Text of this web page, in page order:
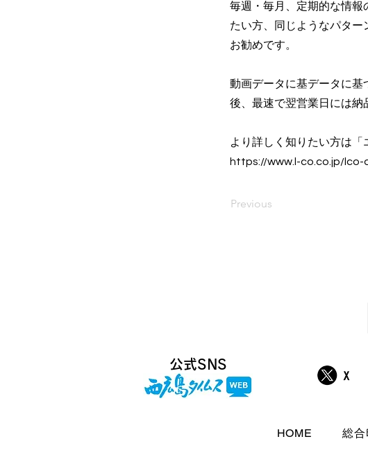
毎週・毎月、定期的な情報
たい方、同じようなパタ
お勧めです。
動画データに基データに基
後、最速で翌営業日には納
より詳しく知りたい方は「
https://www.l-co.co.jp/
Previous
​公式SNS
HOME 総合